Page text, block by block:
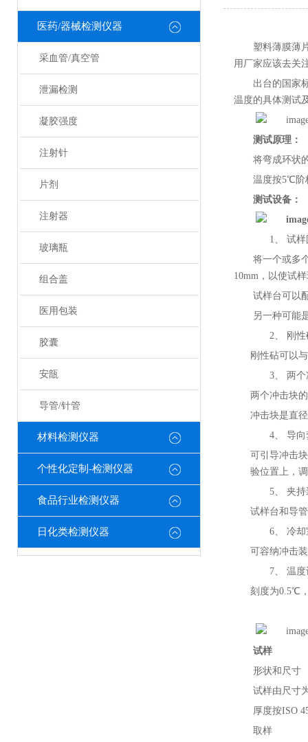
医药/器械检测仪器
采血管/真空管
泄漏检测
凝胶强度
注射针
片剂
注射器
玻璃瓶
组合盖
医用包装
胶囊
安瓿
导管/针管
材料检测仪器
个性化定制-检测仪器
食品行业检测仪器
日化类检测仪器
塑料薄膜薄
用厂家应该去关
出台的国家
温度的具体测试
测试原理：
将弯成环状
温度按5℃阶
测试设备：
1、 试样
将一个或多
10mm，以使试
试样台可以
另一种可能
2、
刚性
刚性砧可以
3、 两
两个冲击块
冲击块是直径
4、 导向
可引导冲击
验位置上，
5、 夹持
试样台和导
6、 冷却
可容纳冲击
7、 温度
刻度为0.5℃
试样
形状和尺寸
试样由尺寸
厚度按ISO
取样